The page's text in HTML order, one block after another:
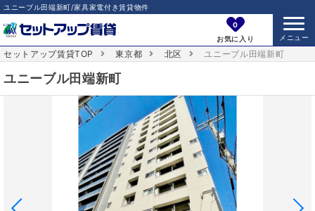
ユニーブル田端新町/家具家電付き賃貸物件
0
お気に入り
セットアップ賃貸TOP 東京都 北区 ユニーブル田端新町
ユニーブル田端新町